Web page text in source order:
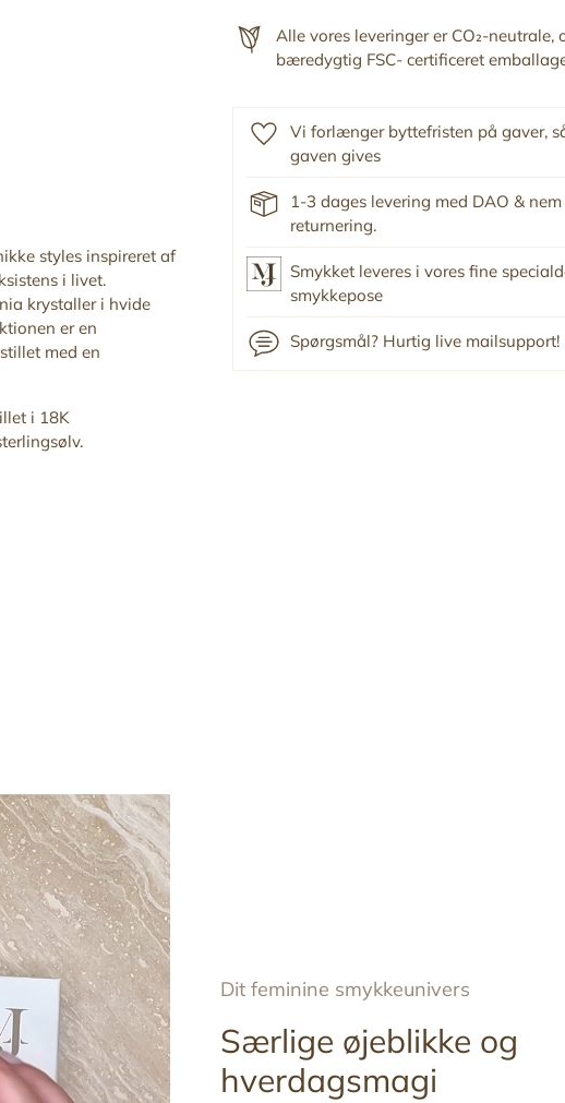
styles inspireret af
i livet.
krystaller i hvide
er en
med en
i 18K
Alle vores leveringer er CO₂-
bæredygtig FSC- certificeret
Vi forlænger byttefristen på gaver,
gaven gives
1-3 dages levering med DAO &
returnering.
Smykket leveres i vores fine
smykkepose
Spørgsmål? Hurtig live mailsupport!
Dit feminine smykkeunivers
Særlige øjeblikke og
hverdagsmagi